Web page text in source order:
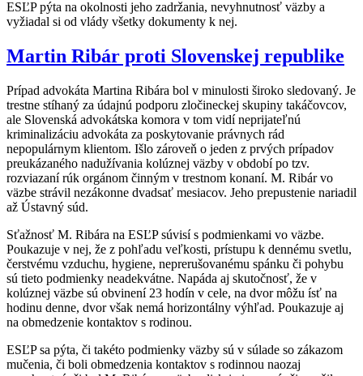
ESĽP pýta na okolnosti jeho zadržania, nevyhnutnosť väzby a
vyžiadal si od vlády všetky dokumenty k nej.
Martin Ribár proti Slovenskej republike
Prípad advokáta Martina Ribára bol v minulosti široko sledovaný. Je
trestne stíhaný za údajnú podporu zločineckej skupiny takáčovcov,
ale Slovenská advokátska komora v tom vidí neprijateľnú
kriminalizáciu advokáta za poskytovanie právnych rád
nepopulárnym klientom. Išlo zároveň o jeden z prvých prípadov
preukázaného nadužívania kolúznej väzby v období po tzv.
rozviazaní rúk orgánom činným v trestnom konaní. M. Ribár vo
väzbe strávil nezákonne dvadsať mesiacov. Jeho prepustenie nariadil
až Ústavný súd.
Sťažnosť M. Ribára na ESĽP súvisí s podmienkami vo väzbe.
Poukazuje v nej, že z pohľadu veľkosti, prístupu k dennému svetlu,
čerstvému vzduchu, hygiene, neprerušovanému spánku či pohybu
sú tieto podmienky neadekvátne. Napáda aj skutočnosť, že v
kolúznej väzbe sú obvinení 23 hodín v cele, na dvor môžu ísť na
hodinu denne, dvor však nemá horizontálny výhľad. Poukazuje aj
na obmedzenie kontaktov s rodinou.
ESĽP sa pýta, či takéto podmienky väzby sú v súlade so zákazom
mučenia, či boli obmedzenia kontaktov s rodinnou naozaj